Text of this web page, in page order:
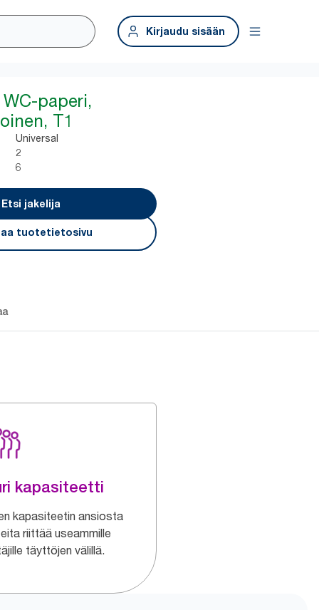
Kirjaudu sisään
paperi,
T1
Universal
2
6
Etsi jakelija
tuotetietosivu
kapasiteetti
kapasiteetin ansiosta
riittää useammille
täyttöjen välillä.